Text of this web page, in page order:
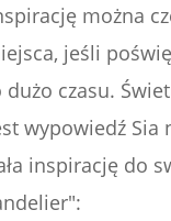
można
jeśli
czasu.
wypowiedź Sia
inspirację do